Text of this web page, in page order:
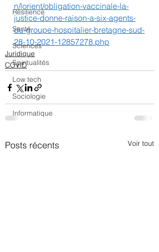
Résilience
Santé
Sciences
Spiritualités
Low tech
Sociologie
Informatique
n/lorient/obligation-vaccinale-la-
justice-donne-raison-a-six-agents-
du-groupe-hospitalier-bretagne-sud-
28-10-2021-12857278.php
Juridique
COVID
Posts récents Voir tout